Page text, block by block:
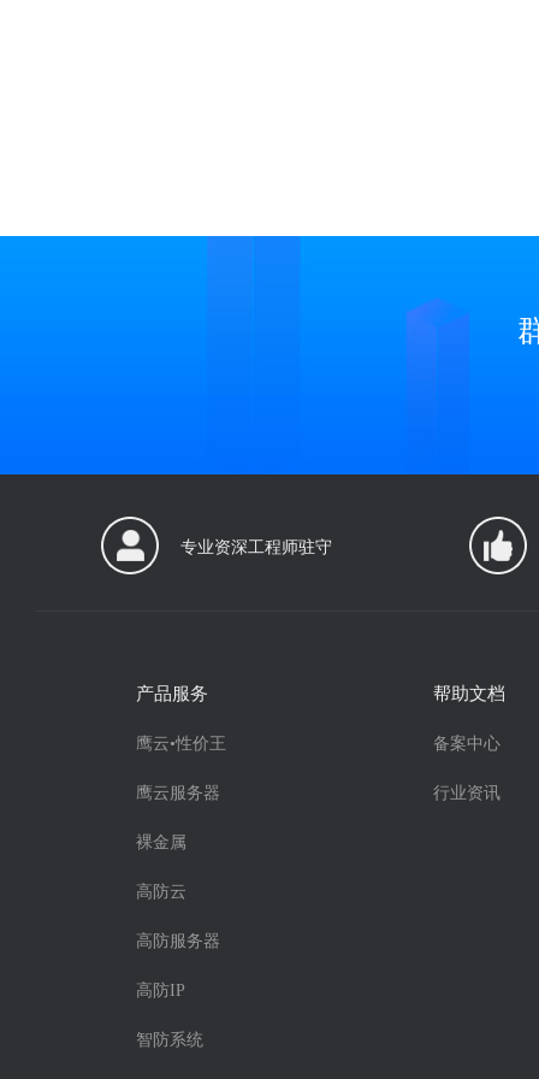
专业资深工程师驻守
产品服务
鹰云•性价王
鹰云服务器
裸金属
高防云
高防服务器
高防IP
智防系统
帮助文档
备案中心
行业资讯